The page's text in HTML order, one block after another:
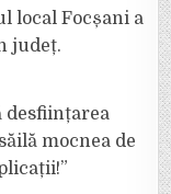
local Focșani a
județ.
desființarea
mocnea de